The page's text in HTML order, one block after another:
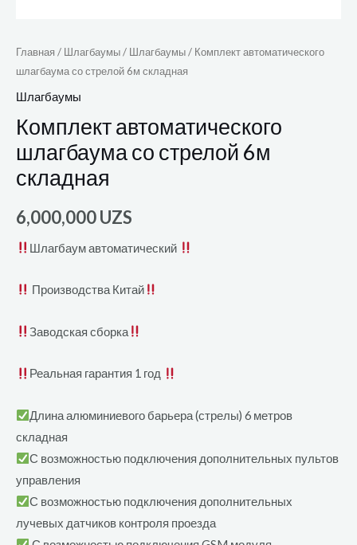
Главная / Шлагбаумы/ Шлагбаумы/ Комплект автоматического
шлагбаума со стрелой 6м складная
Шлагбаумы
Комплект автоматического
шлагбаума со стрелой 6м
складная
6,000,000UZS
Шлагбаум автоматический
Производства Китай
Заводская сборка
Реальная гарантия 1 год
Длина алюминиевого барьера (стрелы) 6 метров
складная
С возможностью подключения дополнительных пультов
управления
С возможностью подключения дополнительных
лучевых датчиков контроля проезда